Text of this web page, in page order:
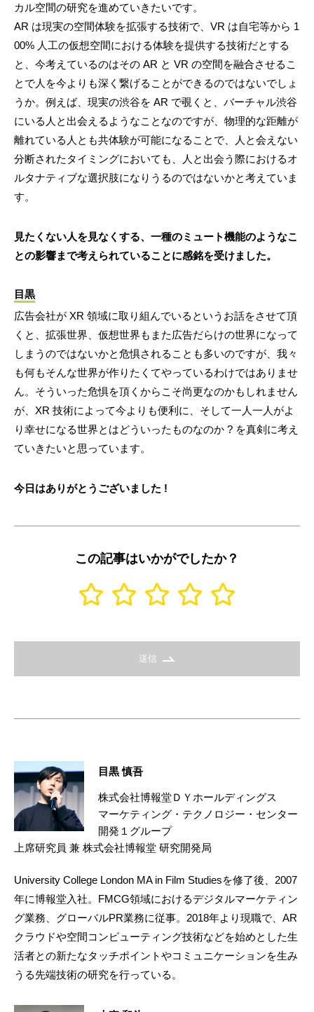
カル空間の研究を進めていきたいです。
AR は現実の空間体験を拡張する技術で、VR は自宅等から 1
00% 人工の仮想空間における体験を提供する技術だとする
と、今考えているのはその AR と VR の空間を融合させるこ
とで人を今よりも深く繋げることができるのではないでしょ
うか。例えば、現実の渋谷を AR で覗くと、バーチャル渋谷
にいる人と出会えるようなことなのですが、物理的な距離が
離れている人とも共体験が可能になることで、人と会えない
分断されたタイミングにおいても、人と出会う際におけるオ
ルタナティブな選択肢になりうるのではないかと考えていま
す。
見たくない人を見なくする、一種のミュート機能のようなこ
との影響まで考えられていることに感銘を受けました。
目黒
広告会社が XR 領域に取り組んでいるというお話をさせて頂
くと、拡張世界、仮想世界もまた広告だらけの世界になって
しまうのではないかと危惧されることも多いのですが、我々
も何もそんな世界が作りたくてやっているわけではありませ
ん。そういった危惧を頂くからこそ尚更なのかもしれません
が、XR 技術によって今よりも便利に、そして一人一人がよ
り幸せになる世界とはどういったものなのか ? を真剣に考え
ていきたいと思っています。
今日はありがとうございました !
この記事はいかがでしたか？
送信
目黒 慎吾
株式会社博報堂ＤＹホールディングス
マーケティング・テクノロジー・センター
開発１グループ
上席研究員 兼 株式会社博報堂 研究開発局
University College London MA in Film Studiesを修了後、2007
年に博報堂入社。FMCG領域におけるデジタルマーケティン
グ業務、グローバルPR業務に従事。2018年より現職で、AR
クラウドや空間コンピューティング技術などを始めとした生
活者との新たなタッチポイントやコミュニケーションを生み
うる先端技術の研究を行っている。